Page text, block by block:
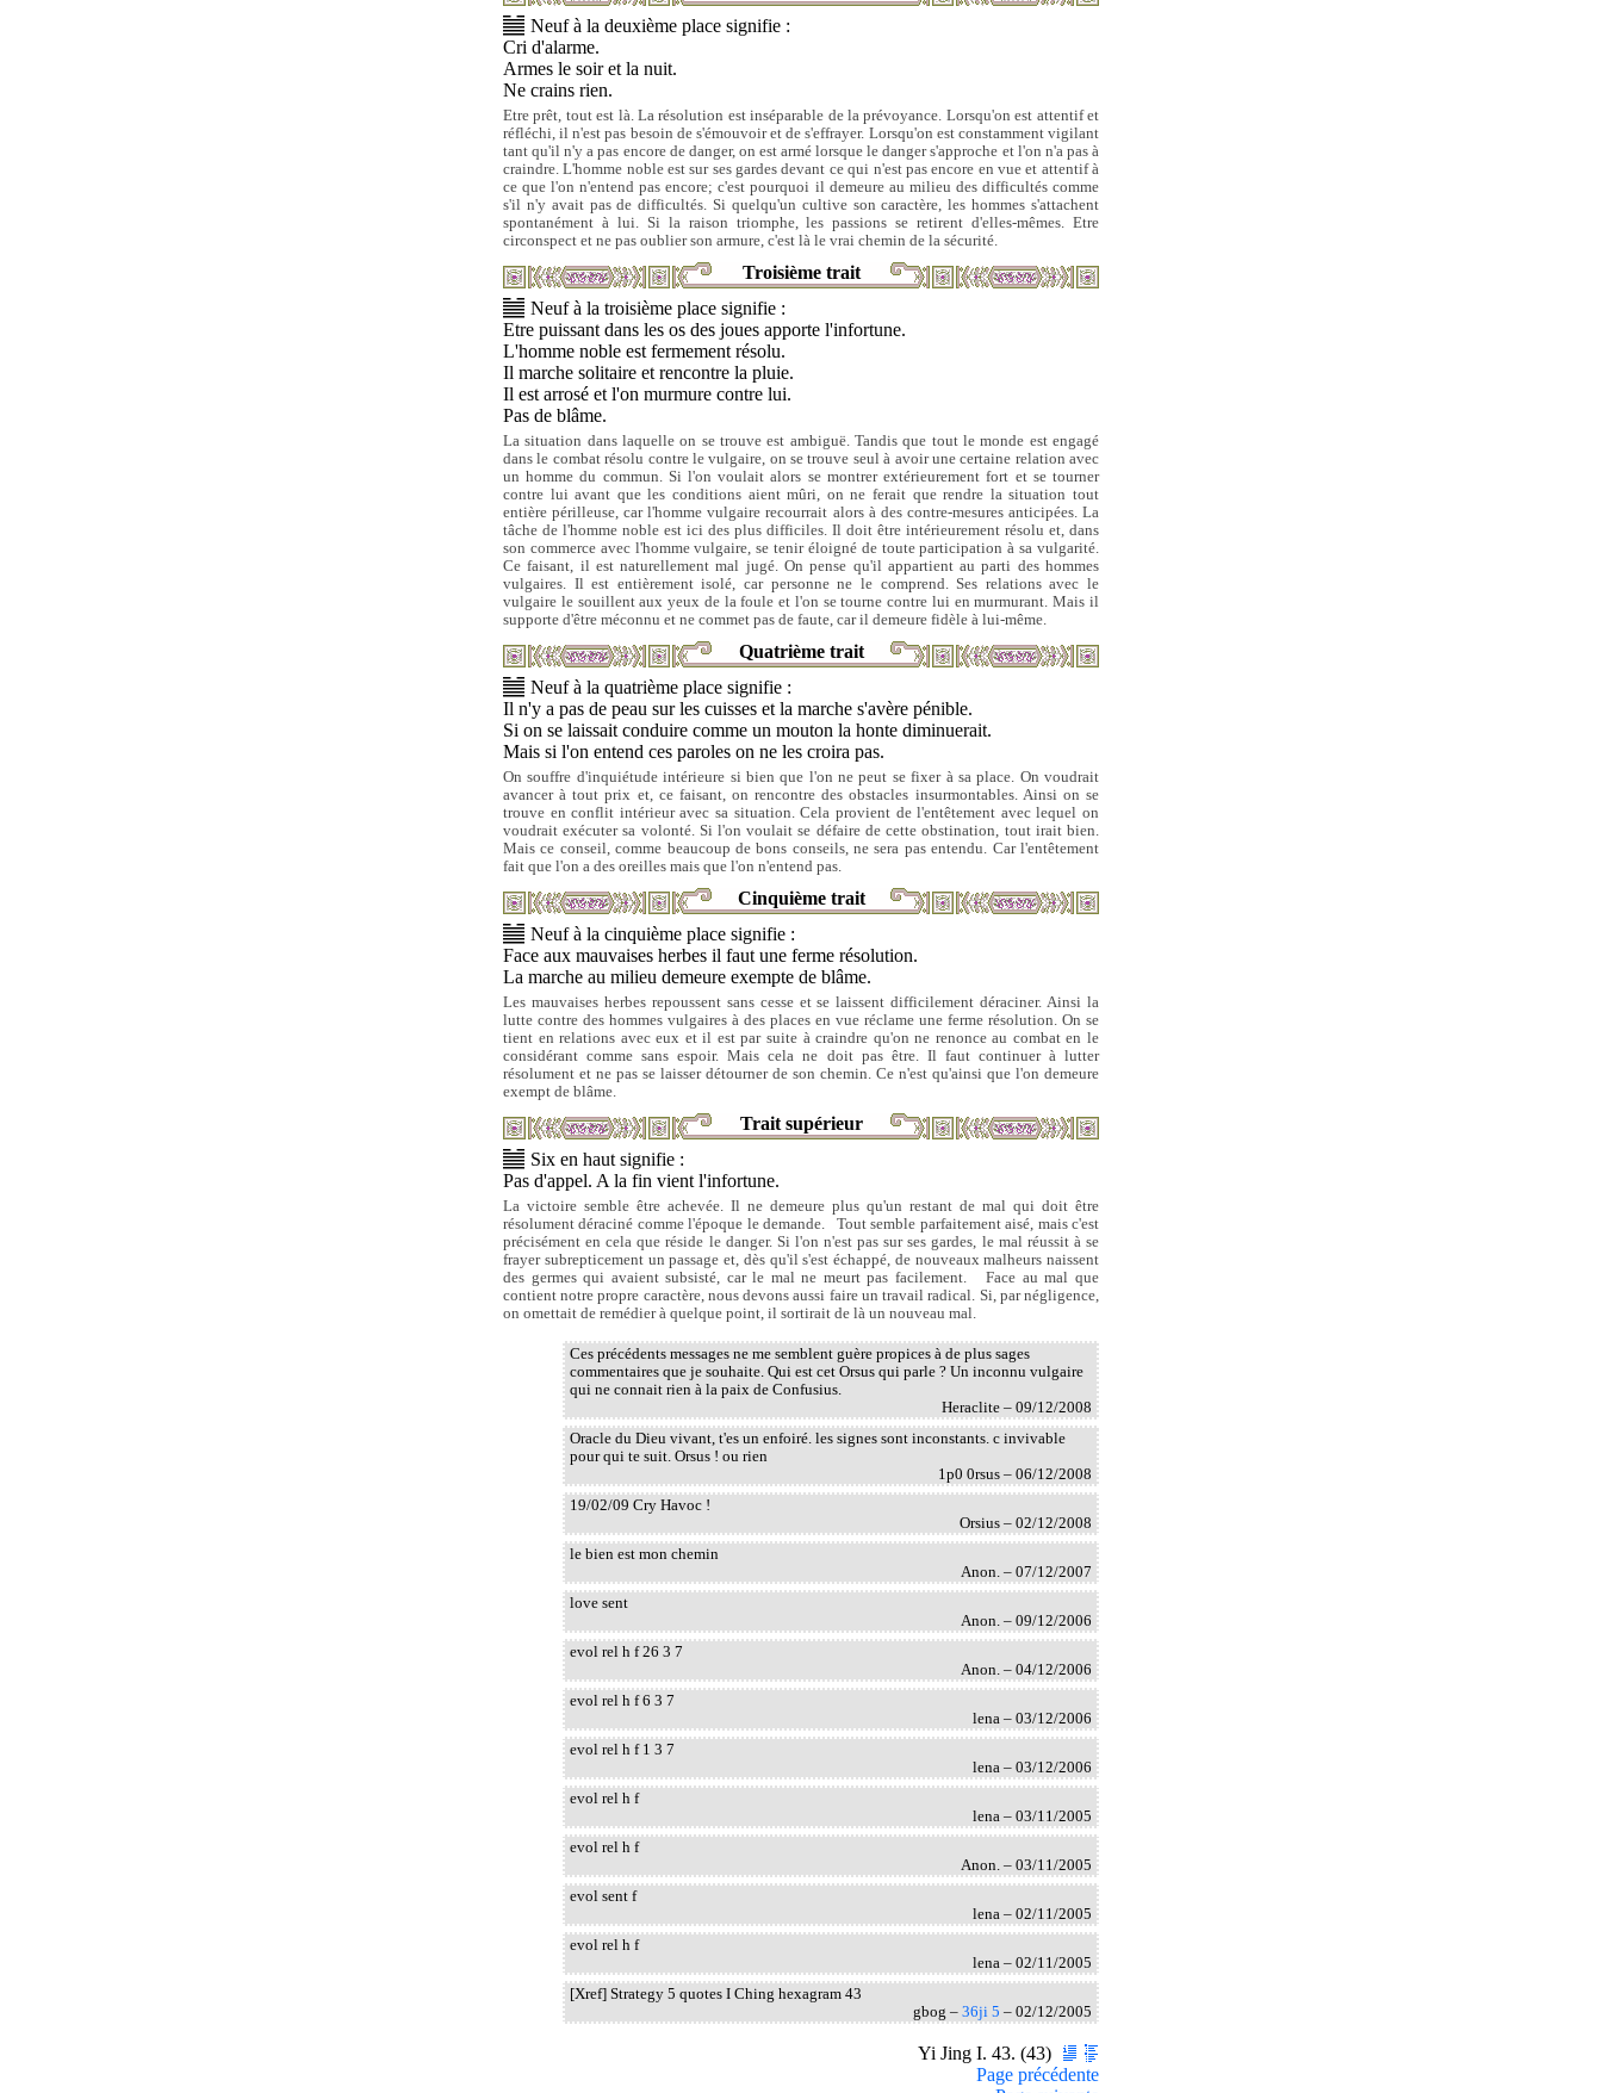
Neuf à la deuxième place signifie :
Cri d'alarme.
Armes le soir et la nuit.
Ne crains rien.
Etre prêt, tout est là. La résolution est inséparable de la prévoyance. Lorsqu'on est attentif et
réfléchi, il n'est pas besoin de s'émouvoir et de s'effrayer. Lorsqu'on est constamment vigilant
tant qu'il n'y a pas encore de danger, on est armé lorsque le danger s'approche et l'on n'a pas à
craindre. L'homme noble est sur ses gardes devant ce qui n'est pas encore en vue et attentif à
ce que l'on n'entend pas encore; c'est pourquoi il demeure au milieu des difficultés comme
s'il n'y avait pas de difficultés. Si quelqu'un cultive son caractère, les hommes s'attachent
spontanément à lui. Si la raison triomphe, les passions se retirent d'elles-mêmes. Etre
circonspect et ne pas oublier son armure, c'est là le vrai chemin de la sécurité.
Troisième trait
Neuf à la troisième place signifie :
Etre puissant dans les os des joues apporte l'infortune.
L'homme noble est fermement résolu.
Il marche solitaire et rencontre la pluie.
Il est arrosé et l'on murmure contre lui.
Pas de blâme.
La situation dans laquelle on se trouve est ambiguë. Tandis que tout le monde est engagé
dans le combat résolu contre le vulgaire, on se trouve seul à avoir une certaine relation avec
un homme du commun. Si l'on voulait alors se montrer extérieurement fort et se tourner
contre lui avant que les conditions aient mûri, on ne ferait que rendre la situation tout
entière périlleuse, car l'homme vulgaire recourrait alors à des contre-mesures anticipées. La
tâche de l'homme noble est ici des plus difficiles. Il doit être intérieurement résolu et, dans
son commerce avec l'homme vulgaire, se tenir éloigné de toute participation à sa vulgarité.
Ce faisant, il est naturellement mal jugé. On pense qu'il appartient au parti des hommes
vulgaires. Il est entièrement isolé, car personne ne le comprend. Ses relations avec le
vulgaire le souillent aux yeux de la foule et l'on se tourne contre lui en murmurant. Mais il
supporte d'être méconnu et ne commet pas de faute, car il demeure fidèle à lui-même.
Quatrième trait
Neuf à la quatrième place signifie :
Il n'y a pas de peau sur les cuisses et la marche s'avère pénible.
Si on se laissait conduire comme un mouton la honte diminuerait.
Mais si l'on entend ces paroles on ne les croira pas.
On souffre d'inquiétude intérieure si bien que l'on ne peut se fixer à sa place. On voudrait
avancer à tout prix et, ce faisant, on rencontre des obstacles insurmontables. Ainsi on se
trouve en conflit intérieur avec sa situation. Cela provient de l'entêtement avec lequel on
voudrait exécuter sa volonté. Si l'on voulait se défaire de cette obstination, tout irait bien.
Mais ce conseil, comme beaucoup de bons conseils, ne sera pas entendu. Car l'entêtement
fait que l'on a des oreilles mais que l'on n'entend pas.
Cinquième trait
Neuf à la cinquième place signifie :
Face aux mauvaises herbes il faut une ferme résolution.
La marche au milieu demeure exempte de blâme.
Les mauvaises herbes repoussent sans cesse et se laissent difficilement déraciner. Ainsi la
lutte contre des hommes vulgaires à des places en vue réclame une ferme résolution. On se
tient en relations avec eux et il est par suite à craindre qu'on ne renonce au combat en le
considérant comme sans espoir. Mais cela ne doit pas être. Il faut continuer à lutter
résolument et ne pas se laisser détourner de son chemin. Ce n'est qu'ainsi que l'on demeure
exempt de blâme.
Trait supérieur
Six en haut signifie :
Pas d'appel. A la fin vient l'infortune.
La victoire semble être achevée. Il ne demeure plus qu'un restant de mal qui doit être
résolument déraciné comme l'époque le demande. Tout semble parfaitement aisé, mais c'est
précisément en cela que réside le danger. Si l'on n'est pas sur ses gardes, le mal réussit à se
frayer subrepticement un passage et, dès qu'il s'est échappé, de nouveaux malheurs naissent
des germes qui avaient subsisté, car le mal ne meurt pas facilement. Face au mal que
contient notre propre caractère, nous devons aussi faire un travail radical. Si, par négligence,
on omettait de remédier à quelque point, il sortirait de là un nouveau mal.
Ces précédents messages ne me semblent guère propices à de plus sages
commentaires que je souhaite. Qui est cet Orsus qui parle ? Un inconnu vulgaire
qui ne connait rien à la paix de Confusius.
Heraclite – 09/12/2008
Oracle du Dieu vivant, t'es un enfoiré. les signes sont inconstants. c invivable
pour qui te suit. Orsus ! ou rien
1p0 0rsus – 06/12/2008
19/02/09 Cry Havoc !
Orsius – 02/12/2008
le bien est mon chemin
Anon. – 07/12/2007
love sent
Anon. – 09/12/2006
evol rel h f 26 3 7
Anon. – 04/12/2006
evol rel h f 6 3 7
lena – 03/12/2006
evol rel h f 1 3 7
lena – 03/12/2006
evol rel h f
lena – 03/11/2005
evol rel h f
Anon. – 03/11/2005
evol sent f
lena – 02/11/2005
evol rel h f
lena – 02/11/2005
[Xref] Strategy 5 quotes I Ching hexagram 43
gbog – 36ji 5 – 02/12/2005
Yi Jing I. 43. (43)
Page précédente